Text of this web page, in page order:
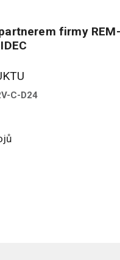
firmy
C-D24